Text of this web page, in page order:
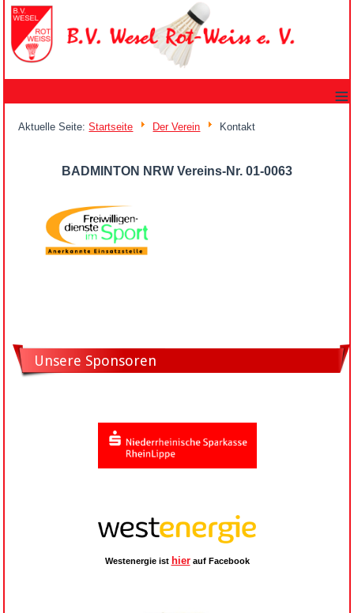
≡
Aktuelle Seite:Startseite Der Verein Kontakt
BADMINTON NRW Vereins-Nr. 01-0063
Unsere Sponsoren
Westenergie ist hierauf Facebook